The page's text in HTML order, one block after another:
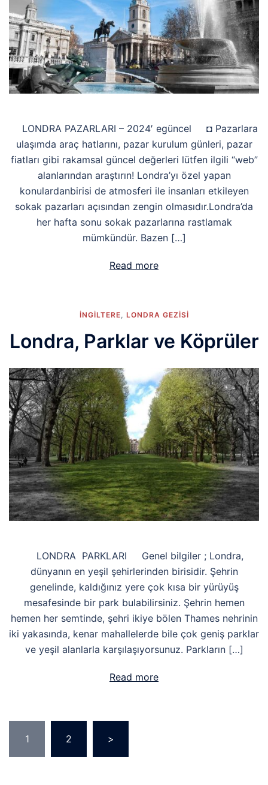
LONDRA PAZARLARI – 2024′ egüncel ◘ Pazarlara
ulaşımda araç hatlarını, pazar kurulum günleri, pazar
fiatları gibi rakamsal güncel değerleri lütfen ilgili “web”
alanlarından araştırın! Londra’yı özel yapan
konulardanbirisi de atmosferi ile insanları etkileyen
sokak pazarları açısından zengin olmasıdır.Londra’da
her hafta sonu sokak pazarlarına rastlamak
mümkündür. Bazen […]
Read more
İNGİLTERE, LONDRA GEZISI
Londra, Parklar ve Köprüler
LONDRA PARKLARI Genel bilgiler ; Londra,
dünyanın en yeşil şehirlerinden birisidir. Şehrin
genelinde, kaldığınız yere çok kısa bir yürüyüş
mesafesinde bir park bulabilirsiniz. Şehrin hemen
hemen her semtinde, şehri ikiye bölen Thames nehrinin
iki yakasında, kenar mahallelerde bile çok geniş parklar
ve yeşil alanlarla karşılaşıyorsunuz. Parkların […]
Read more
sayfalaması
1 2 >